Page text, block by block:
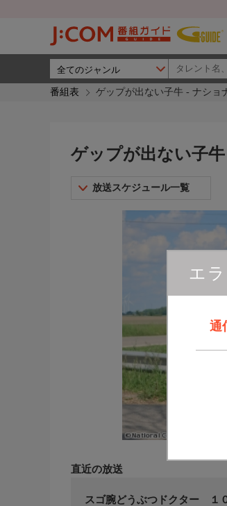
番組表 ゲップが出ない子牛 - ナショ
エ
通
ゲップが出ない子
放送スケジュール一覧
直近の放送
スゴ腕どうぶつドクター １